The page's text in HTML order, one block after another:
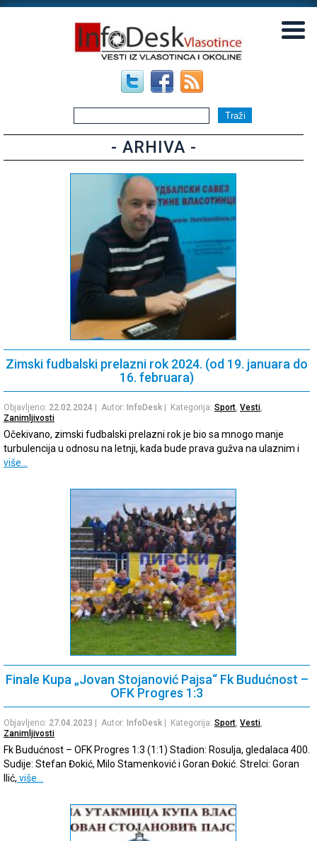
- ARHIVA -
Zimski fudbalski prelazni rok 2024. (od 19. januara do
16. februara)
Objavljeno: 22.02.2024 | Autor: InfoDesk | Kategorija: Sport, Vesti,
Zanimljivosti
Očekivano, zimski fudbalski prelazni rok je bio sa mnogo manje
turbulencija u odnosu na letnji, kada bude prava gužva na ulaznim i
više…
Finale Kupa „Jovan Stojanović Pajsa“ Fk Budućnost –
OFK Progres 1:3
Objavljeno: 27.04.2023 | Autor: InfoDesk | Kategorija: Sport, Vesti,
Zanimljivosti
Fk Budućnost – OFK Progres 1:3 (1:1) Stadion: Rosulja, gledalaca 400.
Sudije: Stefan Đokić, Milo Stamenković i Goran Đokić. Strelci: Goran
Ilić, više…